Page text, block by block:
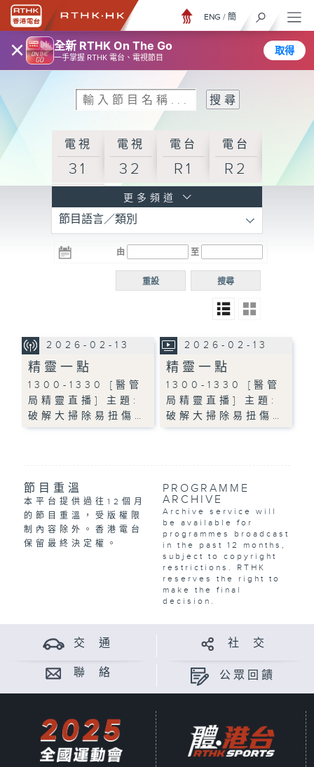
× 全新 RTHK On The Go
一手掌握 RTHK 電台、電視節目
取得
ENG / 簡
電視
31
電視
32
電台
R1
電台
R2
R3
電台 電台
R5
電台
普通
更多頻道
節目語言／類別
由 至
搜尋
重設
2026-02-13
精靈一點
1300-1330 [醫管
局精靈直播] 主題:
破解大掃除易扭傷…
2026-02-13
精靈一點
1300-1330 [醫管
局精靈直播] 主題:
破解大掃除易扭傷…
節目重溫
本平台提供過往12個月
的節目重溫，受版權限
制內容除外。香港電台
保留最終決定權。
PROGRAMME
ARCHIVE
Archive service will
be available for
programmes broadcast
in the past 12 months,
subject to copyright
restrictions. RTHK
reserves the right to
make the final
decision.
交 通 社 交
聯 絡 公眾回饋